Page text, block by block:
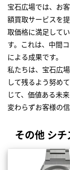
宝石広場では、お
額買取サービスを
取価格に満足して
す。これは、中間
による成果です。
私たちは、宝石広
して残るよう努め
じて、価値ある未
変わらずお客様の
その他 シ